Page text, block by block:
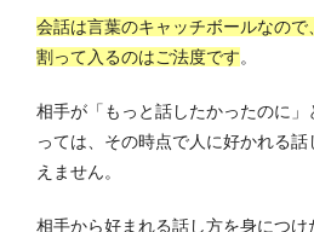
会話は言葉のキャッチボールなの
割って入るのはご法度です。
相手が「もっと話したかったのに」
っては、その時点で人に好かれる
えません。
相手から好まれる話し方を身につ